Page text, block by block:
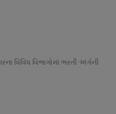
વિવિધ વિભાગોમાં ભરતી અંગેની